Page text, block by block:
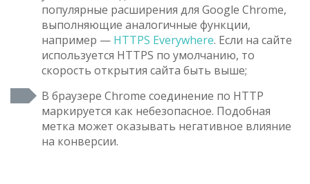
популярные расширения для Google Chrome,
выполняющие аналогичные функции,
например — HTTPS Everywhere. Если на сайте
используется HTTPS по умолчанию, то
скорость открытия сайта быть выше;
В браузере Chrome соединение по HTTP
маркируется как небезопасное. Подобная
метка может оказывать негативное влияние
на конверсии.